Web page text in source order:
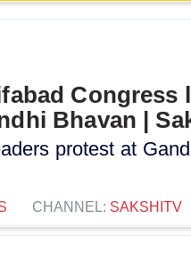
Congress
Bhavan |
protest at
CHANNEL: SAKSHITV